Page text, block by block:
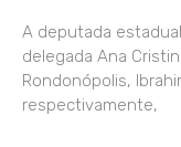
A deputada
delegada Ana
Rondonópolis,
respectivamente,